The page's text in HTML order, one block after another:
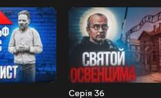
Серія 36